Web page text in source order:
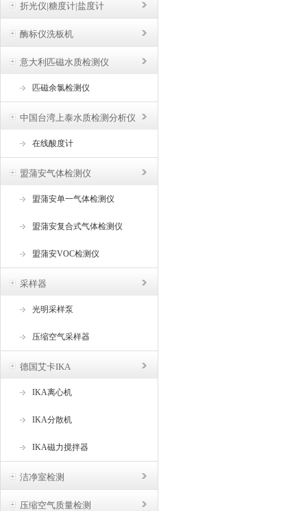
折光仪|糖度计|盐度计
酶标仪洗板机
意大利匹磁水质检测仪
匹磁余氯检测仪
中国台湾上泰水质检测分析仪
在线酸度计
盟蒲安气体检测仪
盟蒲安单一气体检测仪
盟蒲安复合式气体检测仪
盟蒲安VOC检测仪
采样器
光明采样泵
压缩空气采样器
德国艾卡IKA
IKA离心机
IKA分散机
IKA磁力搅拌器
洁净室检测
压缩空气质量检测